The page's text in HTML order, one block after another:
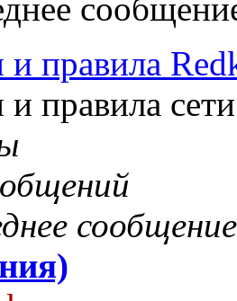
и правила
правила
сообщение